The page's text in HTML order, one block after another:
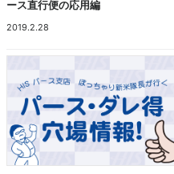
ース直行便の応用編
2019.2.28